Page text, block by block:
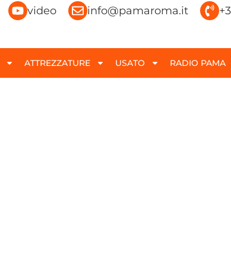
video info@pamaroma.it
ATTREZZATURE USATO RADIO PAMA